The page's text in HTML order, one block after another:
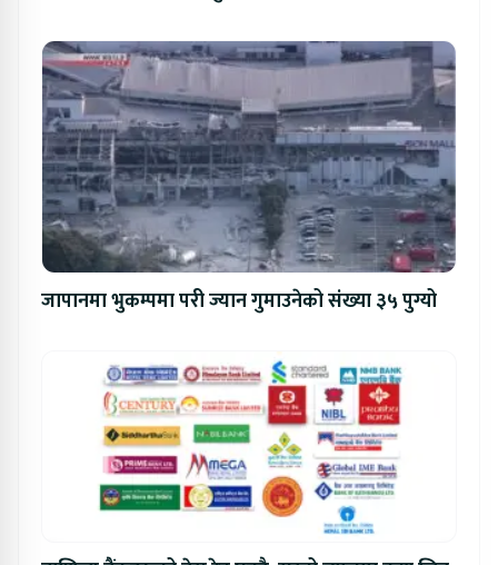
जापानमा भुकम्पमा परी ज्यान गुमाउनेको संख्या ३५ पुग्यो